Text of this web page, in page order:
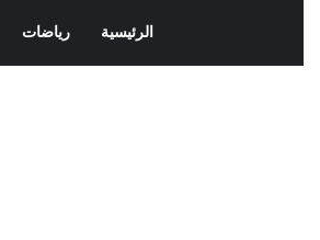
الرئيسية رياضات